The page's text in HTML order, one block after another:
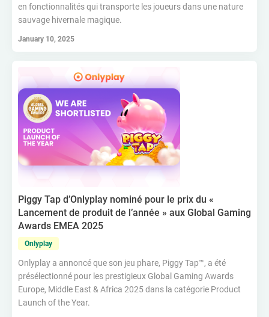
en fonctionnalités qui transporte les joueurs dans une nature
sauvage hivernale magique.
January 10, 2025
Piggy Tap d’Onlyplay nominé pour le prix du «
Lancement de produit de l’année » aux Global Gaming
Awards EMEA 2025
Onlyplay
Onlyplay a annoncé que son jeu phare, Piggy Tap™, a été
présélectionné pour les prestigieux Global Gaming Awards
Europe, Middle East & Africa 2025 dans la catégorie Product
Launch of the Year.